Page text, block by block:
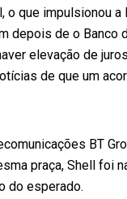
que impulsionou
depois de o Banco
elevação de
de que um
BT
praça, Shell foi
do esperado.